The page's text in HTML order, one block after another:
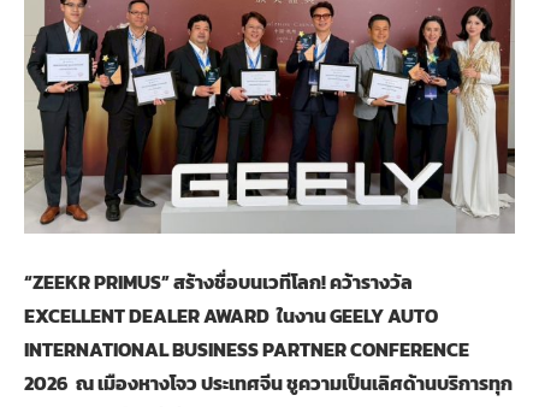
“ZEEKR PRIMUS” สร้างชื่อบนเวทีโลก! คว้ารางวัล
EXCELLENT DEALER AWARD ในงาน GEELY AUTO
INTERNATIONAL BUSINESS PARTNER CONFERENCE
2026 ณ เมืองหางโจว ประเทศจีน ชูความเป็นเลิศด้านบริการทุก